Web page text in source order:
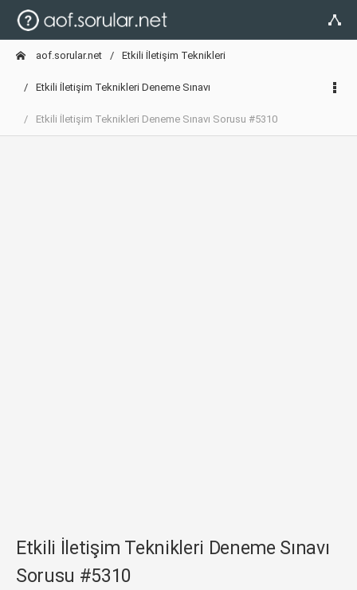
aof.sorular.net Etkili İletişim Teknikleri
Etkili İletişim Teknikleri Deneme Sınavı
Etkili İletişim Teknikleri Deneme Sınavı Sorusu #5310
Etkili İletişim Teknikleri Deneme Sınavı
Sorusu #5310